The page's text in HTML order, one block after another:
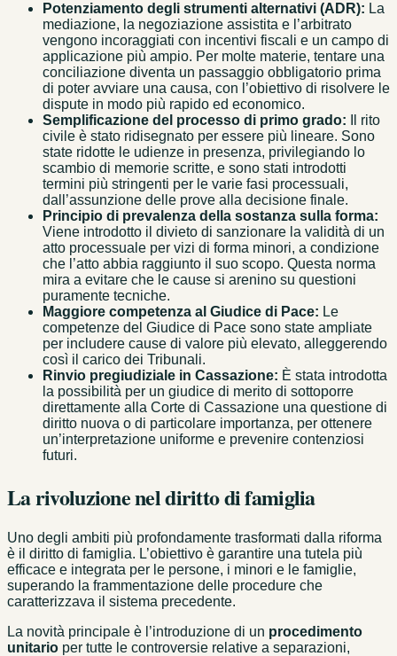
Potenziamento degli strumenti alternativi (ADR): La
mediazione, la negoziazione assistita e l’arbitrato
vengono incoraggiati con incentivi fiscali e un campo di
applicazione più ampio. Per molte materie, tentare una
conciliazione diventa un passaggio obbligatorio prima
di poter avviare una causa, con l’obiettivo di risolvere le
dispute in modo più rapido ed economico.
Semplificazione del processo di primo grado: Il rito
civile è stato ridisegnato per essere più lineare. Sono
state ridotte le udienze in presenza, privilegiando lo
scambio di memorie scritte, e sono stati introdotti
termini più stringenti per le varie fasi processuali,
dall’assunzione delle prove alla decisione finale.
Principio di prevalenza della sostanza sulla forma:
Viene introdotto il divieto di sanzionare la validità di un
atto processuale per vizi di forma minori, a condizione
che l’atto abbia raggiunto il suo scopo. Questa norma
mira a evitare che le cause si arenino su questioni
puramente tecniche.
Maggiore competenza al Giudice di Pace: Le
competenze del Giudice di Pace sono state ampliate
per includere cause di valore più elevato, alleggerendo
così il carico dei Tribunali.
Rinvio pregiudiziale in Cassazione: È stata introdotta
la possibilità per un giudice di merito di sottoporre
direttamente alla Corte di Cassazione una questione di
diritto nuova o di particolare importanza, per ottenere
un’interpretazione uniforme e prevenire contenziosi
futuri.
La rivoluzione nel diritto di famiglia
Uno degli ambiti più profondamente trasformati dalla riforma
è il diritto di famiglia. L’obiettivo è garantire una tutela più
efficace e integrata per le persone, i minori e le famiglie,
superando la frammentazione delle procedure che
caratterizzava il sistema precedente.
La novità principale è l’introduzione di un procedimento
unitario per tutte le controversie relative a separazioni,